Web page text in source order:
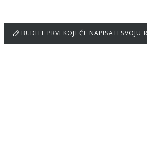
BUDITE PRVI KOJI ĆE NAPISATI SVOJU